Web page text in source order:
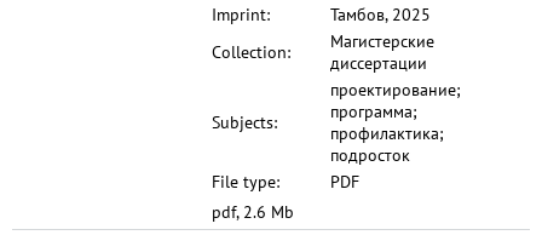
Imprint:
Тамбов, 2025
Collection:
Магистерские
диссертации
Subjects:
проектирование;
программа;
профилактика;
подросток
File type:
PDF
pdf, 2.6 Mb